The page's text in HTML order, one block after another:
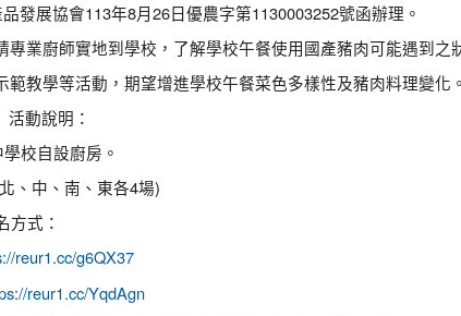
發展協會113年8月26日優農字第1130003252號函辦理。
專業廚師實地到學校，了解學校午餐使用國產豬肉可能遇到之
教學等活動，期望增進學校午餐菜色多樣性及豬肉料理變化。
活動說明：
校自設廚房。
、中、南、東各4場)
方式：
reur1.cc/g6QX37
reur1.cc/YqdAgn